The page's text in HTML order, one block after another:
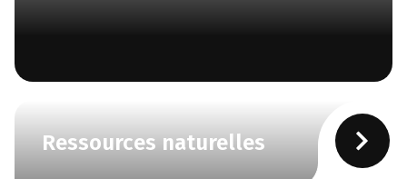
Ressources naturelles